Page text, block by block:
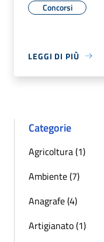
Concorsi
LEGGI DI PIÙ
Categorie
Agricoltura (1)
Ambiente (7)
Anagrafe (4)
Artigianato (1)